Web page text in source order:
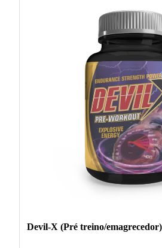
Devil-X (Pré treino/